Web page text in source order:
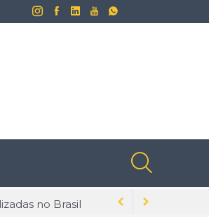
no Brasil